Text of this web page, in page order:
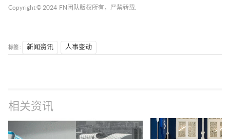
Copyright © 2024 FN团队 版权所有，严禁转载.
标签 : 新闻资讯 人事变动
相关资讯